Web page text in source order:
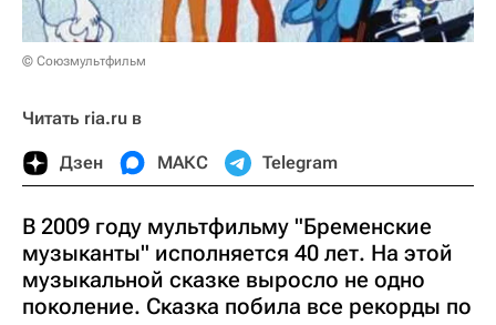
© Союзмультфильм
Читать ria.ru в
Дзен МАКС Telegram
В 2009 году мультфильму "Бременские
музыканты" исполняется 40 лет. На этой
музыкальной сказке выросло не одно
поколение. Сказка побила все рекорды по